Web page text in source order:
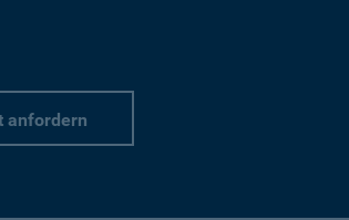
anfordern